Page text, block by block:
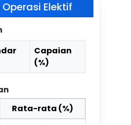
Elektif
Capaian
(%)
Rata-rata (%)